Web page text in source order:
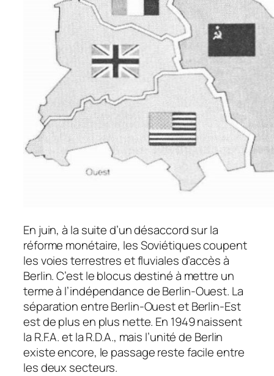
En juin, à la suite d’un désaccord sur la
réforme monétaire, les Soviétiques coupent
les voies terrestres et fluviales d’accès à
Berlin. C’est le blocus destiné à mettre un
terme à l’indépendance de Berlin-Ouest. La
séparation entre Berlin-Ouest et Berlin-Est
est de plus en plus nette. En 1949 naissent
la R.F.A. et la R.D.A., mais l’unité de Berlin
existe encore, le passage reste facile entre
les deux secteurs.